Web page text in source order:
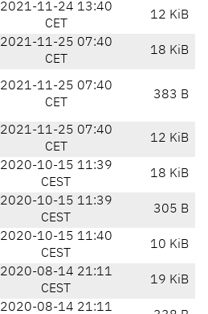
2021-11-24 13:40
CET
12 KiB
2021-11-25 07:40
CET
18 KiB
2021-11-25 07:40
CET
383 B
2021-11-25 07:40
CET
12 KiB
2020-10-15 11:39
CEST
18 KiB
2020-10-15 11:39
CEST
305 B
2020-10-15 11:40
CEST
10 KiB
2020-08-14 21:11
CEST
19 KiB
2020-08-14 21:11